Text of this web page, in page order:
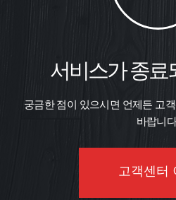
서비스가 종료
궁금한 점이 있으시면 언제든 고
바랍니
고객센터